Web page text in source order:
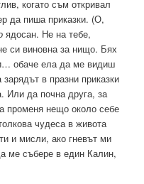
когато съм откривал
да пиша приказки. (О,
ядосан. Не на тебе,
си виновна за нищо. Бях
обаче ела да ме видиш
в празни приказки
Или да почна друга, за
променя нещо около себе
чудеса в живота
и мисли, ако гневът ми
ме събере в един Калин,